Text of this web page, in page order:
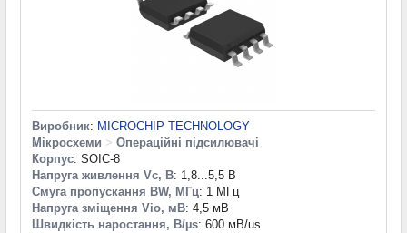
Виробник: MICROCHIP TECHNOLOGY
Мікросхеми > Операційні підсилювачі
Корпус: SOIC-8
Напруга живлення Vc, В: 1,8...5,5 В
Смуга пропускання BW, МГц: 1 МГц
Напруга зміщення Vio, мВ: 4,5 мВ
Швидкість наростання, В/µs: 600 мВ/us